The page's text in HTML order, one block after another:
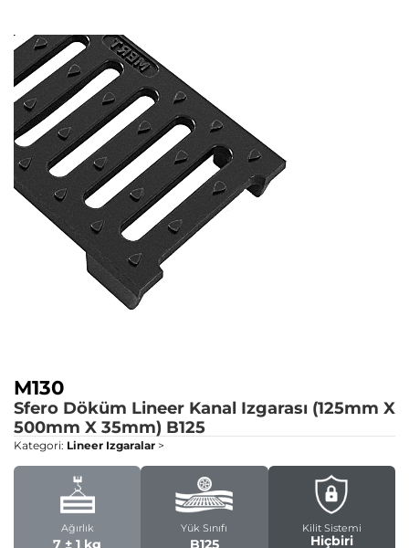
M130
Sfero Döküm Lineer Kanal Izgarası (125mm X
500mm X 35mm) B125
Kategori: Lineer Izgaralar >
Ağırlık
7 ± 1 kg
Yük Sınıfı
B125
Kilit Sistemi
Hiçbiri